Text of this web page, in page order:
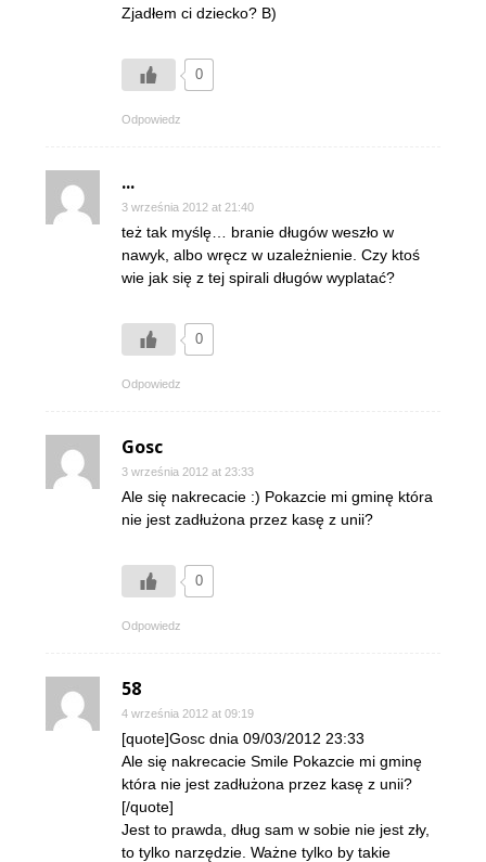
Zjadłem ci dziecko? B)
0
Odpowiedz
...
3 września 2012 at 21:40
też tak myślę… branie długów weszło w
nawyk, albo wręcz w uzależnienie. Czy ktoś
wie jak się z tej spirali długów wyplatać?
0
Odpowiedz
Gosc
3 września 2012 at 23:33
Ale się nakrecacie :) Pokazcie mi gminę która
nie jest zadłużona przez kasę z unii?
0
Odpowiedz
58
4 września 2012 at 09:19
[quote]Gosc dnia 09/03/2012 23:33
Ale się nakrecacie Smile Pokazcie mi gminę
która nie jest zadłużona przez kasę z unii?
[/quote]
Jest to prawda, dług sam w sobie nie jest zły,
to tylko narzędzie. Ważne tylko by takie